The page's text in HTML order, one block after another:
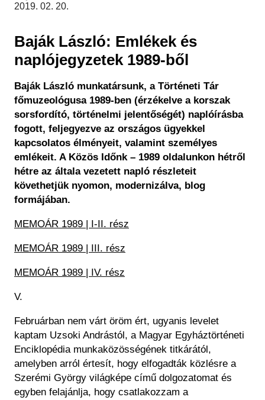
Régészet
Felnőttképzés
Közérdekű adatok
Éremtár
Adattár
Központi Könyvtár
2019. 02. 20.
Baják László: Emlékek és
naplójegyzetek 1989-ből
Baják László munkatársunk, a Történeti Tár
főmuzeológusa 1989-ben (érzékelve a korszak
sorsfordító, történelmi jelentőségét) naplóírásba
fogott, feljegyezve az országos ügyekkel
kapcsolatos élményeit, valamint személyes
emlékeit. A Közös Időnk – 1989 oldalunkon hétről
hétre az általa vezetett napló részleteit
követhetjük nyomon, modernizálva, blog
formájában.
MEMOÁR 1989 | I-II. rész
MEMOÁR 1989 | III. rész
MEMOÁR 1989 | IV. rész
V.
Februárban nem várt öröm ért, ugyanis levelet
kaptam Uzsoki Andrástól, a Magyar Egyháztörténeti
Enciklopédia munkaközösségének titkárától,
amelyben arról értesít, hogy elfogadták közlésre a
Szerémi György világképe című dolgozatomat és
egyben felajánlja, hogy csatlakozzam a